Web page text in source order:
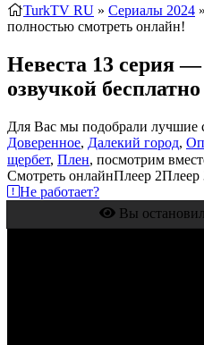
TurkTV RU » Сериалы 2024
полностью смотреть онлайн!
Невеста 13 серия —
озвучкой
Для Вас мы подобрали лучшие
Доверенное, Далекий город,
щербет, Плен, посмотрим
Смотреть онлайнПлеер 2Плеер
Не работает?
Вы